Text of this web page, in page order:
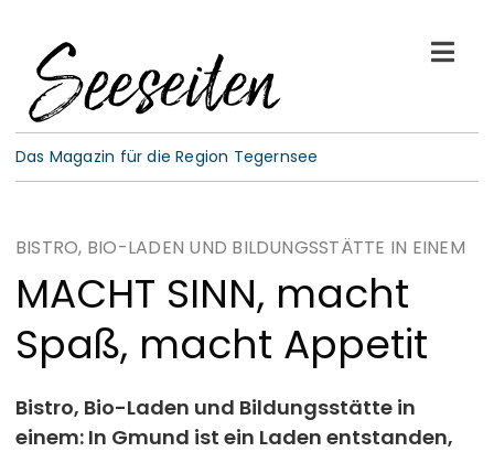
content
See-Leben
Gespräche
E-Paper
Das Magazin für die Region Tegernsee
BISTRO, BIO-LADEN UND BILDUNGSSTÄTTE IN EINEM
MACHT SINN, macht
Spaß, macht Appetit
Bistro, Bio-Laden und Bildungsstätte in
einem: In Gmund ist ein Laden entstanden,